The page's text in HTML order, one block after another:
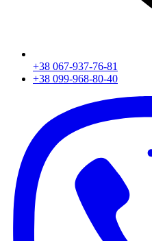
+38 067-937-76-81
+38 099-968-80-40